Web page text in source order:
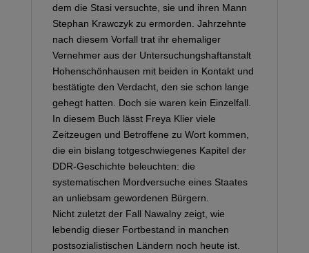
dem die Stasi versuchte, sie und ihren Mann
Stephan Krawczyk zu ermorden. Jahrzehnte
nach diesem Vorfall trat ihr ehemaliger
Vernehmer aus der Untersuchungshaftanstalt
Hohenschönhausen mit beiden in Kontakt und
bestätigte den Verdacht, den sie schon lange
gehegt hatten. Doch sie waren kein Einzelfall.
In diesem Buch lässt Freya Klier viele
Zeitzeugen und Betroffene zu Wort kommen,
die ein bislang totgeschwiegenes Kapitel der
DDR-Geschichte beleuchten: die
systematischen Mordversuche eines Staates
an unliebsam gewordenen Bürgern.
Nicht zuletzt der Fall Nawalny zeigt, wie
lebendig dieser Fortbestand in manchen
postsozialistischen Ländern noch heute ist.